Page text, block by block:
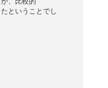
ということでし